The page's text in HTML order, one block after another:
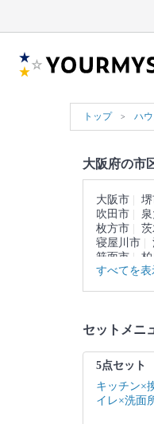
トップ ハ
大阪府の市
大阪市
吹田市
枚方市
寝屋川市
箕面市
高石市
藤
すべてを表
セットメニ
5点セット
キッチン×
イレ×洗面